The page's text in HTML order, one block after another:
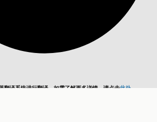
翻译系统进行翻译。如需了解更多详情，请点击此处